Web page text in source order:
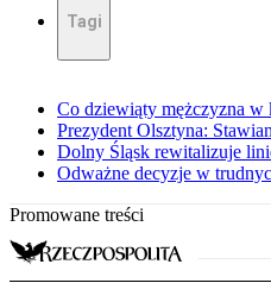
Tagi
Co dziewiąty mężczyzna w
Prezydent Olsztyna:
Dolny Śląsk rewitalizuje
Odważne decyzje w
Promowane treści